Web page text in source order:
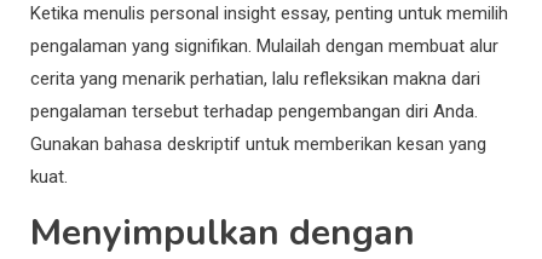
Ketika menulis personal insight essay, penting untuk memilih
pengalaman yang signifikan. Mulailah dengan membuat alur
cerita yang menarik perhatian, lalu refleksikan makna dari
pengalaman tersebut terhadap pengembangan diri Anda.
Gunakan bahasa deskriptif untuk memberikan kesan yang
kuat.
Menyimpulkan dengan